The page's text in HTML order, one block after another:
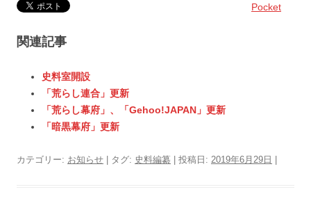
Pocket
関連記事
史料室開設
「荒らし連合」更新
「荒らし幕府」、「Gehoo!JAPAN」更新
「暗黒幕府」更新
カテゴリー: お知らせ | タグ: 史料編纂 | 投稿日: 2019年6月29日